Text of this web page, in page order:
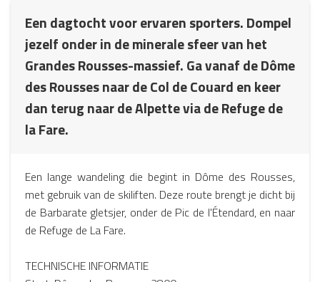
Een dagtocht voor ervaren sporters. Dompel
jezelf onder in de minerale sfeer van het
Grandes Rousses-massief. Ga vanaf de Dôme
des Rousses naar de Col de Couard en keer
dan terug naar de Alpette via de Refuge de
la Fare.
Een lange wandeling die begint in Dôme des Rousses,
met gebruik van de skiliften. Deze route brengt je dicht bij
de Barbarate gletsjer, onder de Pic de l'Étendard, en naar
de Refuge de La Fare.
TECHNISCHE INFORMATIE